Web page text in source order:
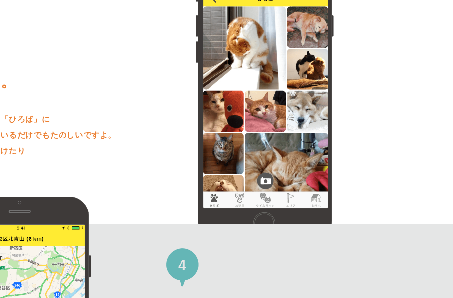
ひろば」に
るだけでもたのしいですよ。
たり
4